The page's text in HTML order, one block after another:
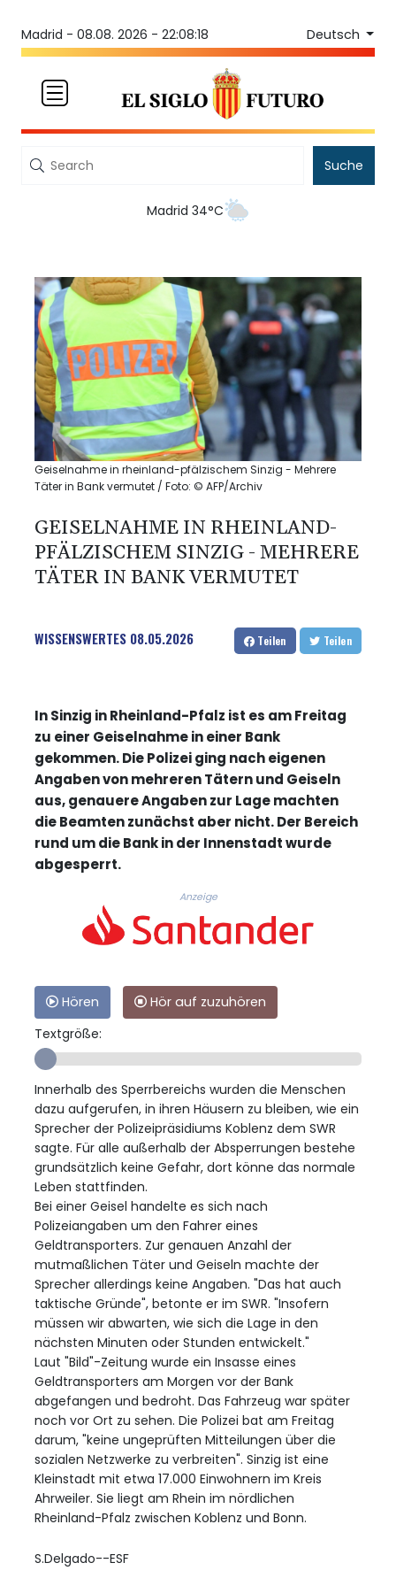
Madrid - 08.08. 2026 - 22:08:18 Deutsch
Suche
Madrid 34°C
Geiselnahme in rheinland-pfälzischem Sinzig - Mehrere
Täter in Bank vermutet / Foto: © AFP/Archiv
GEISELNAHME IN RHEINLAND-
PFÄLZISCHEM SINZIG - MEHRERE
TÄTER IN BANK VERMUTET
WISSENSWERTES 08.05.2026 Teilen Teilen
In Sinzig in Rheinland-Pfalz ist es am Freitag
zu einer Geiselnahme in einer Bank
gekommen. Die Polizei ging nach eigenen
Angaben von mehreren Tätern und Geiseln
aus, genauere Angaben zur Lage machten
die Beamten zunächst aber nicht. Der Bereich
rund um die Bank in der Innenstadt wurde
abgesperrt.
Anzeige
Hören
Hör auf zuzuhören
Textgröße:
Innerhalb des Sperrbereichs wurden die Menschen
dazu aufgerufen, in ihren Häusern zu bleiben, wie ein
Sprecher der Polizeipräsidiums Koblenz dem SWR
sagte. Für alle außerhalb der Absperrungen bestehe
grundsätzlich keine Gefahr, dort könne das normale
Leben stattfinden.
Bei einer Geisel handelte es sich nach
Polizeiangaben um den Fahrer eines
Geldtransporters. Zur genauen Anzahl der
mutmaßlichen Täter und Geiseln machte der
Sprecher allerdings keine Angaben. "Das hat auch
taktische Gründe", betonte er im SWR. "Insofern
müssen wir abwarten, wie sich die Lage in den
nächsten Minuten oder Stunden entwickelt."
Laut "Bild"-Zeitung wurde ein Insasse eines
Geldtransporters am Morgen vor der Bank
abgefangen und bedroht. Das Fahrzeug war später
noch vor Ort zu sehen. Die Polizei bat am Freitag
darum, "keine ungeprüften Mitteilungen über die
sozialen Netzwerke zu verbreiten". Sinzig ist eine
Kleinstadt mit etwa 17.000 Einwohnern im Kreis
Ahrweiler. Sie liegt am Rhein im nördlichen
Rheinland-Pfalz zwischen Koblenz und Bonn.
S.Delgado--ESF